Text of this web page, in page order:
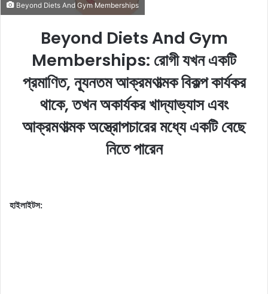
Beyond Diets And Gym Memberships
Beyond Diets And Gym
Memberships: রোগী যখন একটি
প্রমাণিত, ন্যূনতম আক্রমণাত্মক বিকল্প কার্যকর
থাকে, তখন অকার্যকর খাদ্যাভ্যাস এবং
আক্রমণাত্মক অস্ত্রোপচারের মধ্যে একটি বেছে
নিতে পারেন
হাইলাইটস: